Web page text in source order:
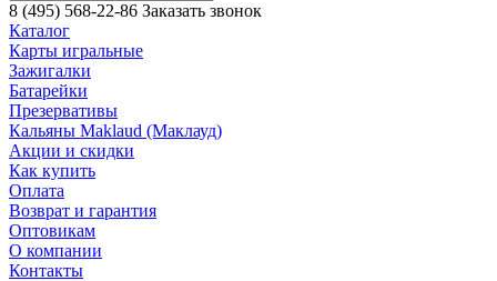
8 (495) 568-22-86 Заказать звонок
Каталог
Карты игральные
Зажигалки
Батарейки
Презервативы
Кальяны Maklaud (Маклауд)
Акции и скидки
Как купить
Оплата
Возврат и гарантия
Оптовикам
О компании
Контакты